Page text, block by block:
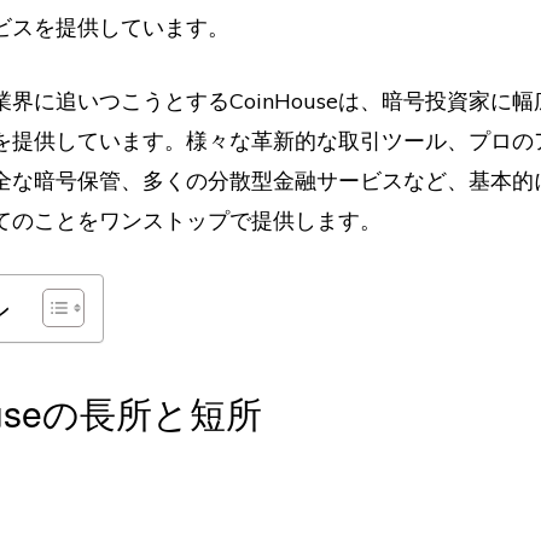
スを提供しています。
界に追いつこうとするCoinHouseは、暗号投資家に
提供しています。様々な革新的な取引ツール、プロの
な暗号保管、多くの分散型金融サービスなど、基本
ことをワンストップで提供します。
の長所と短所